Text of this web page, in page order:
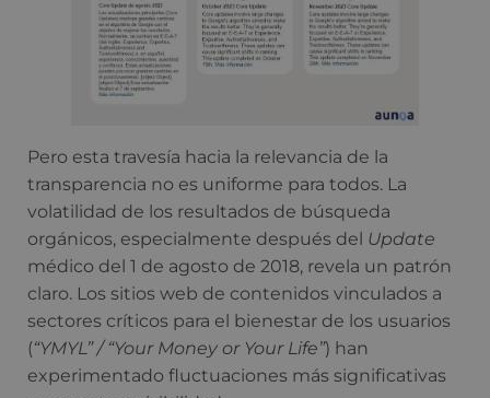
Pero esta travesía hacia la relevancia de la
transparencia no es uniforme para todos. La
volatilidad de los resultados de búsqueda
orgánicos, especialmente después del Update
médico del 1 de agosto de 2018, revela un patrón
claro. Los sitios web de contenidos vinculados a
sectores críticos para el bienestar de los usuarios
(“YMYL” / “Your Money or Your Life”) han
experimentado fluctuaciones más significativas